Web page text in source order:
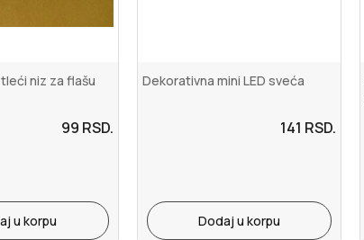
niz za flašu
99 RSD.
u korpu
Dekorativna mini LED sveća
141 RSD.
Dodaj u korpu